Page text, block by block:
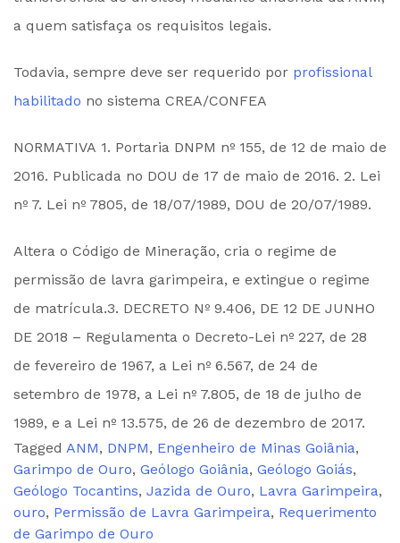
a quem satisfaça os requisitos legais.
Todavia, sempre deve ser requerido por profissional
habilitado no sistema CREA/CONFEA
NORMATIVA 1. Portaria DNPM nº 155, de 12 de maio de
2016. Publicada no DOU de 17 de maio de 2016. 2. Lei
nº 7. Lei nº 7805, de 18/07/1989, DOU de 20/07/1989.
Altera o Código de Mineração, cria o regime de
permissão de lavra garimpeira, e extingue o regime
de matrícula.3. DECRETO Nº 9.406, DE 12 DE JUNHO
DE 2018 – Regulamenta o Decreto-Lei nº 227, de 28
de fevereiro de 1967, a Lei nº 6.567, de 24 de
setembro de 1978, a Lei nº 7.805, de 18 de julho de
1989, e a Lei nº 13.575, de 26 de dezembro de 2017.
Tagged ANM, DNPM, Engenheiro de Minas Goiânia,
Garimpo de Ouro, Geólogo Goiânia, Geólogo Goiás,
Geólogo Tocantins, Jazida de Ouro, Lavra Garimpeira,
ouro, Permissão de Lavra Garimpeira, Requerimento
de Garimpo de Ouro